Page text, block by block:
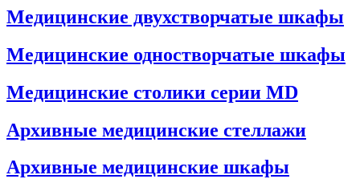
Медицинские двухстворчатые шкафы
Медицинские одностворчатые шкафы
Медицинские столики серии MD
Архивные медицинские стеллажи
Архивные медицинские шкафы